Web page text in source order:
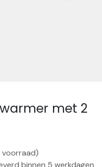
met 2
voorraad)
binnen 5 werkdagen